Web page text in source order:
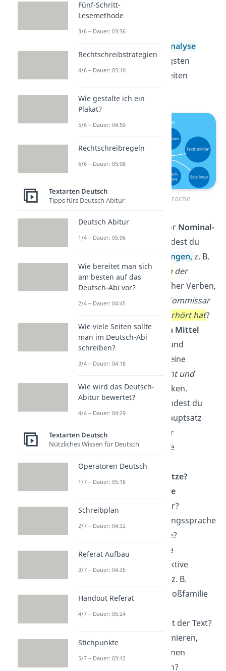
3. Sprache
Sprachanalyse
arbeitest du die wichtigsten
sprachlichen Auffälligkeiten
Sachtextanalyse Sprache
Verwendet der Autor Nominal-
oder Verbalstil
? Findest du
Nominalisierungen,z. B.
NachUntersuchungder
Beweismittel
oder eher Verben,
z. B.Nachdem der Kommissar
verhört hat?
Welchestilistischen Mittel
setzt der Autor ein und
warum? Z. B. kann eine
acht und
Nebelbetonend wirken.
WelchenSatzbau
findest du
vor? Satzgefüge (Hauptsatz
mit Nebensatz) oder
Satzreihen (mehrere
Hauptsätze)?
Sätze?
Sprachebene
verwendet der Autor?
Fachsprache, Umgangssprache
oder Jugendsprache?
Kommen bestimmte
wie Adjektive
z. B.
Familienmitglied, Großfamilie
hat der Text?
Will der Autor informieren,
überzeugen oder einen
Sachverhalt erklären?
Fünf-Schritt-
Lesemethode
3/6 – Dauer: 03:36
Rechtschreibstrategien
4/6 – Dauer: 05:10
Wie gestalte ich ein
Plakat?
5/6 – Dauer: 04:50
Rechtschreibregeln
6/6 – Dauer: 05:08
Textarten Deutsch
Tipps fürs Deutsch Abitur
Deutsch Abitur
1/4 – Dauer: 05:06
Wie bereitet man sich
am besten auf das
Deutsch-Abi vor?
2/4 – Dauer: 04:45
Wie viele Seiten sollte
man im Deutsch-Abi
schreiben?
3/4 – Dauer: 04:18
Wie wird das Deutsch-
Abitur bewertet?
4/4 – Dauer: 04:29
Textarten Deutsch
Nützliches Wissen für Deutsch
Operatoren Deutsch
1/7 – Dauer: 05:18
Schreibplan
2/7 – Dauer: 04:32
Referat Aufbau
3/7 – Dauer: 04:35
Handout Referat
4/7 – Dauer: 05:24
Stichpunkte
5/7 – Dauer: 03:12